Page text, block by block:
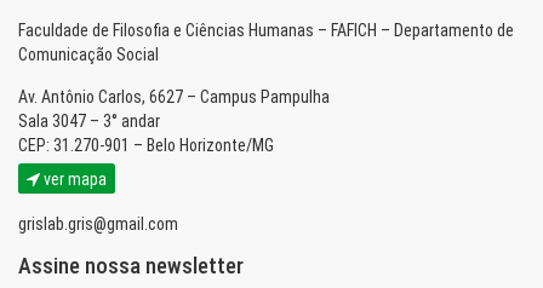
Faculdade de Filosofia e Ciências Humanas – FAFICH – Departamento de
Comunicação Social
Av. Antônio Carlos, 6627 – Campus Pampulha
Sala 3047 – 3° andar
CEP: 31.270-901 – Belo Horizonte/MG
ver mapa
grislab.gris@gmail.com
Assine nossa newsletter